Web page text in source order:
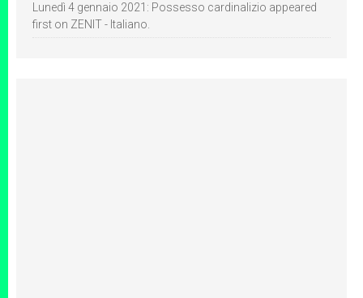
Lunedì 4 gennaio 2021: Possesso cardinalizio appeared
first on ZENIT - Italiano.